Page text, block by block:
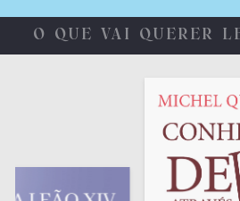
O QUE VAI QUERER